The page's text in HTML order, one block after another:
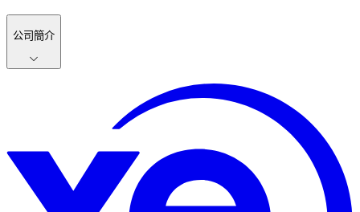
公司簡介